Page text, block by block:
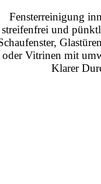
Fensterreinigung
streifenfrei und
oder Vitrinen mit
Klarer